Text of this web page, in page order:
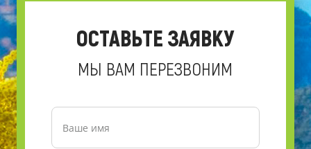
ОСТАВЬТЕ ЗАЯВКУ
МЫ ВАМ ПЕРЕЗВОНИМ